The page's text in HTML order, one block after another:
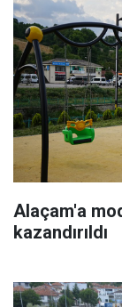
Alaçam'a
kazandırıldı